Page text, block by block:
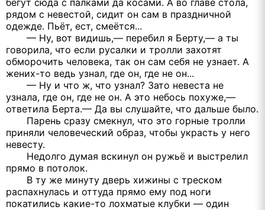
бегут сюда с палками да косами. А во главе стола,
рядом с невестой, сидит он сам в праздничной
одежде. Пьёт, ест, смеётся...
— Ну, вот видишь,— перебил я Берту,— а ты
говорила, что если русалки и тролли захотят
обморочить человека, так он сам себя не узнает. А
жених-то ведь узнал, где он, где не он...
— Ну и что ж, что узнал? Зато невеста не
узнала, где он, где не он. А это небось похуже,—
ответила Берта.— Да вы слушайте, что дальше было.
Парень сразу смекнул, что это горные тролли
приняли человеческий образ, чтобы украсть у него
невесту.
Недолго думая вскинул он ружьё и выстрелил
прямо в потолок.
В ту же минуту дверь хижины с треском
распахнулась и оттуда прямо ему под ноги
покатились какие-то лохматые клубки — один